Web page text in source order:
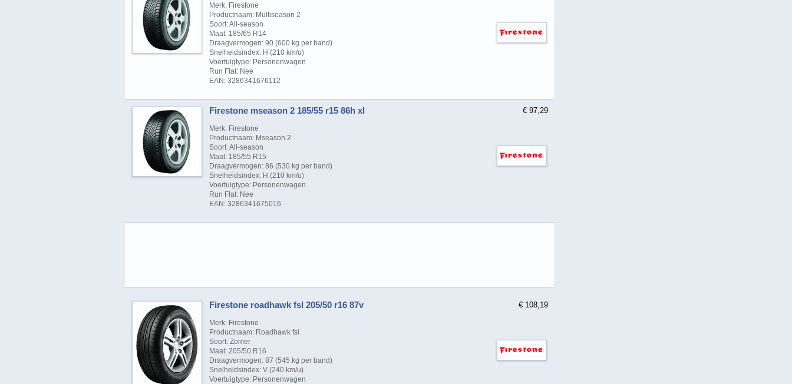
Merk: Firestone
Productnaam: Multiseason 2
Soort: All-season
Maat: 185/65 R14
Draagvermogen: 90 (600 kg per band)
Snelheidsindex: H (210 km/u)
Voertuigtype: Personenwagen
Run Flat: Nee
EAN: 3286341676112
Firestone mseason 2 185/55 r15 86h xl
Merk: Firestone
Productnaam: Mseason 2
Soort: All-season
Maat: 185/55 R15
Draagvermogen: 86 (530 kg per band)
Snelheidsindex: H (210 km/u)
Voertuigtype: Personenwagen
Run Flat: Nee
EAN: 3286341675016
€ 97,29
Firestone roadhawk fsl 205/50 r16 87v
Merk: Firestone
Productnaam: Roadhawk fsl
Soort: Zomer
Maat: 205/50 R16
Draagvermogen: 87 (545 kg per band)
Snelheidsindex: V (240 km/u)
Voertuigtype: Personenwagen
€ 108,19